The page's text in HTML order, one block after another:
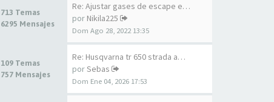
713 Temas
6295 Mensajes
Re: Ajustar gases de escape e…
por Nikila225
Dom Ago 28, 2022 13:35
109 Temas
757 Mensajes
Re: Husqvarna tr 650 strada a…
porSebas
Dom Ene 04, 2026 17:53